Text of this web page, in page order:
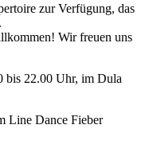
zur Verfügung, das
Wir freuen uns
bis 22.00 Uhr, im Dula
Line Dance Fieber